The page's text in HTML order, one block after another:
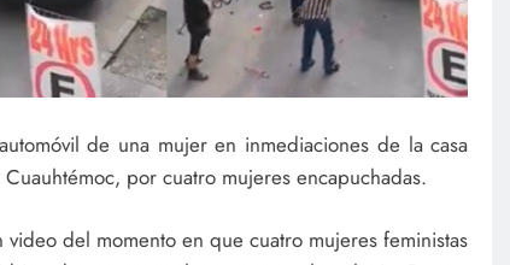
de una mujer en inmediaciones de la casa
por cuatro mujeres encapuchadas.
del momento en que cuatro mujeres feministas